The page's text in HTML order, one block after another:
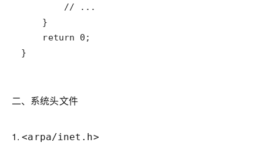
二、系统头文件
1.<arpa/inet.h>